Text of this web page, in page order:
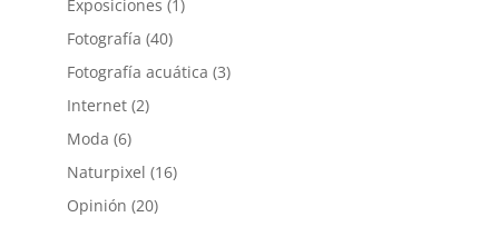
Exposiciones (1)
Fotografía (40)
Fotografía acuática (3)
Internet(2)
Moda (6)
Naturpixel (16)
Opinión (20)